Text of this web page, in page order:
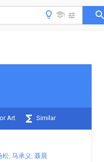
Art Similar
松 马承义 聂晨